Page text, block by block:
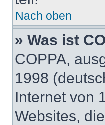
Nach oben
» Was ist
COPPA,
1998
Internet von
Websites,